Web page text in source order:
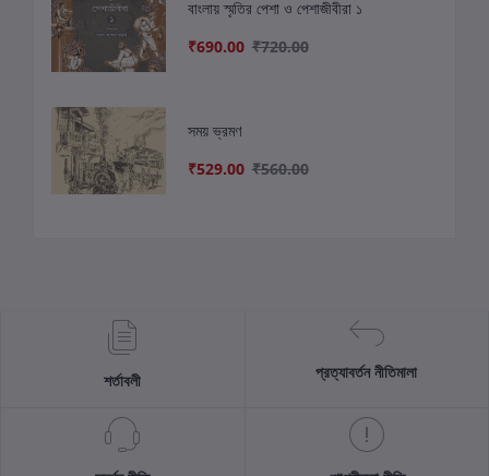
বাংলায় স্মৃতির পেশা ও পেশাজীবীরা ১
₹690.00 ₹720.00
সময় ভ্রমণ
₹529.00 ₹560.00
শর্তাবলী প্রত্যাবর্তন নীতিমালা